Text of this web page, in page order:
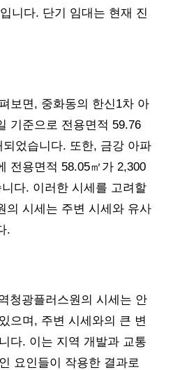
니다. 단기 임대는 현재 진
보면, 중화동의 한신1차 아
기준으로 전용면적 59.76
었습니다. 또한, 금강 아파
전용면적 58.05㎡가 2,300
다. 이러한 시세를 고려할
의 시세는 주변 시세와 유사
.
청광플러스원의 시세는 안
으며, 주변 시세와의 큰 변
다. 이는 지역 개발과 교통
요인들이 작용한 결과로